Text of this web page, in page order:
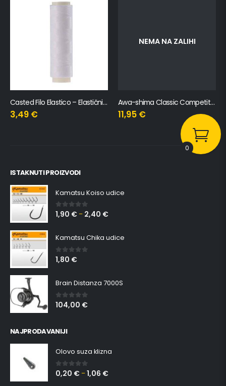
Casted Filo Elastico – Elastični Fini Konac za Mamčenje 200m
3,49 €
NEMA NA ZALIHI
Awa-shima Classic Competition 500m
11,95 €
ISTAKNUTI PROIZVODI
Kamatsu Koiso udice
0 out of 5
1,90 € – 2,40 €
Kamatsu Chika udice
0 out of 5
1,80 €
Brain Distanza 7000S
0out of 5
104,00 €
NAJPRODAVANIJI
Olovo suza klizna
0 out of 5
0,20 € –1,06 €
0